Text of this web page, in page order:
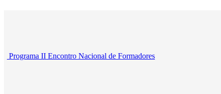
Programa II Encontro Nacional de Formadores